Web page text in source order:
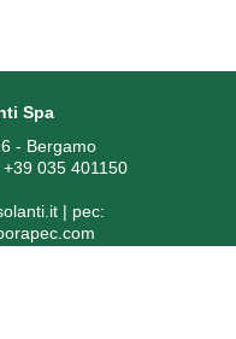
Spa
- Bergamo
035 401150
| pec: